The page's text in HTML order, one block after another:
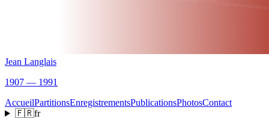
Jean Langlais
1907 — 1991
AccueilPartitionsEnregistrementsPublicationsPhotosContact
🇫🇷fr